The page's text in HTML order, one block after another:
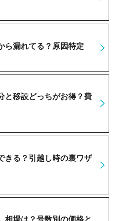
ら漏れてる？原因特定
と移設どっちがお得？費
きる？引越し時の裏ワザ
相場は？号数別の価格と